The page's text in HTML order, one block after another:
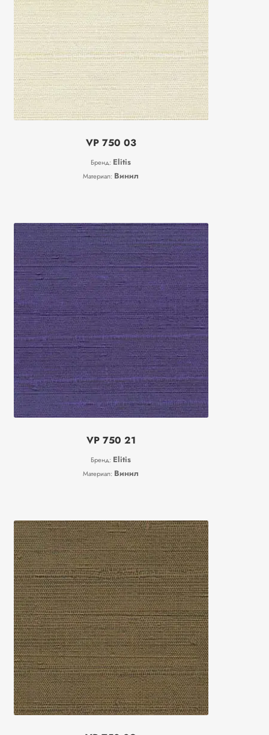
VP 750 03
Бренд: Elitis
Материал: Винил
VP 750 21
Бренд: Elitis
Материал: Винил